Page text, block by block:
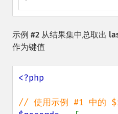
示例 #2 从结果集中总取出
作为键值
<?php